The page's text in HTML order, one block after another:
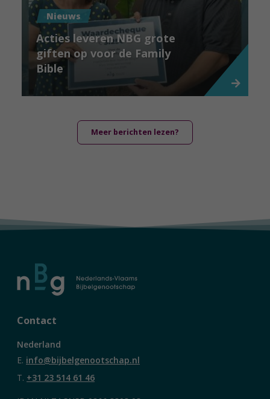
Nieuws
Acties leveren NBG grote
giften op voor de Family
Bible
Meer berichten lezen?
Contact
Nederland
E. info@bijbelgenootschap.nl
T. +31 23 514 61 46